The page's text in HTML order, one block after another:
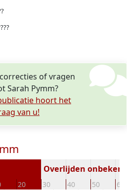
of vragen
Sarah Pymm?
hoort het
van u!
20 30 40 50 60
Overlijden